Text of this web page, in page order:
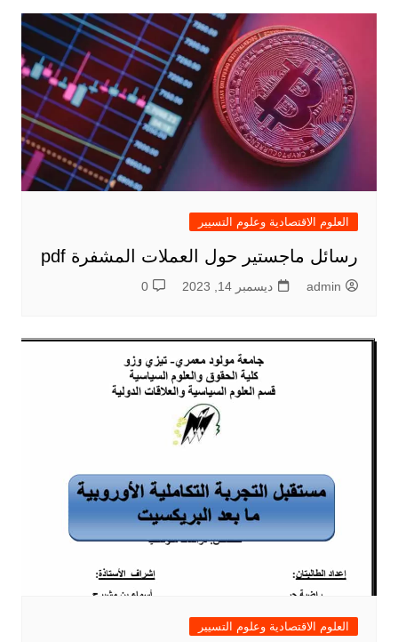
العلوم الاقتصادية وعلوم التسيير
رسائل ماجستير حول العملات المشفرة pdf
admin ديسمبر 14, 2023 0
العلوم الاقتصادية وعلوم التسيير